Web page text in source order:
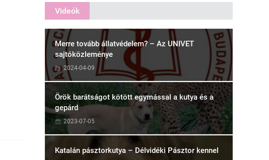
Videók
Merre tovább állatvédelem? – Az UNIVET
sajtóközleménye
2024-04-09
Örök barátságot kötött egymással a kutya és a
gepárd
2023-07-05
Katalán pásztorkutya – Délvidéki Pásztor kennel